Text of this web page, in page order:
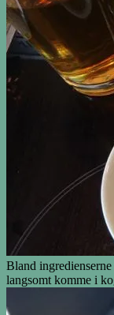
Bland
langsomt komme i